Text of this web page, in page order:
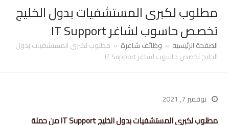
مطلوب لكبرى المستشفيات بدول الخليج
تخصص حاسوب لشاغر IT Support
الصفحة الرئيسية » وظائف شاغرة » مطلوب لكبرى المستشفيات بدول
الخليج تخصص حاسوب لشاغر IT Support
نوفمبر 7, 2021
مطلوب لكبرى المستشفيات بدول الخليج IT Support من حملة